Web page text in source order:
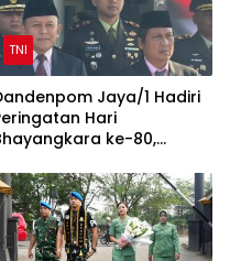
TNI
Jaya/1 Hadiri
Hari
ke-80,